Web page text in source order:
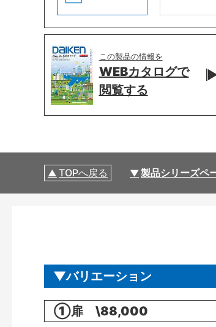
この製品の情報を
WEBカタログで
閲覧する
TOPへ戻る 製品シリーズペ
バリエーション
①扉 \88,000